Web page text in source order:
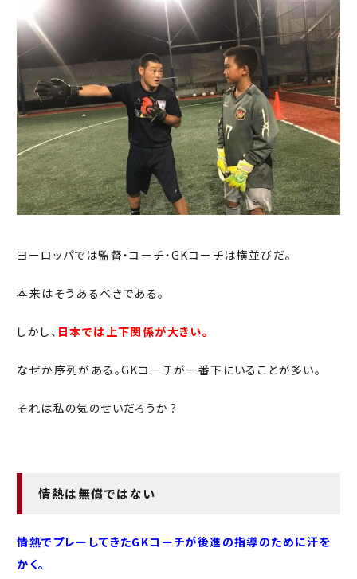
ヨーロッパでは監督・コーチ・GKコーチは横並びだ。
本来はそうあるべきである。
しかし、 日本では上下関係が大きい。
なぜか序列がある。GKコーチが一番下にいることが多い。
それは私の気のせいだろうか？
情熱は無償ではない
情熱でプレーしてきたGKコーチが後進の指導のために汗を
かく。